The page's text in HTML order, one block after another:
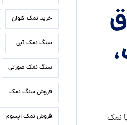
نمک
خرید نمک کلوان
سنگ نمک آبی
سنگ نمک صورتی
فروش سنگ نمک
فروش نمک اپسوم